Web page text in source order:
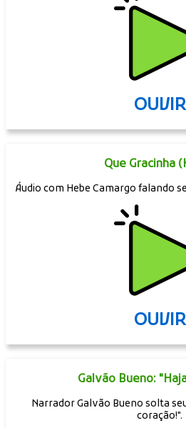
OUVIR
Que Gracinha
Áudio com Hebe Camargo falando
OUVIR
Galvão Bueno:
Narrador Galvão Bueno solta
coração!".